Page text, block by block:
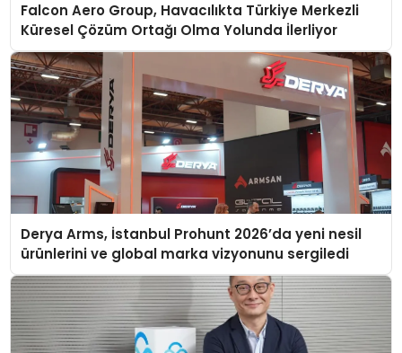
Falcon Aero Group, Havacılıkta Türkiye Merkezli
Küresel Çözüm Ortağı Olma Yolunda İlerliyor
Derya Arms, İstanbul Prohunt 2026’da yeni nesil
ürünlerini ve global marka vizyonunu sergiledi